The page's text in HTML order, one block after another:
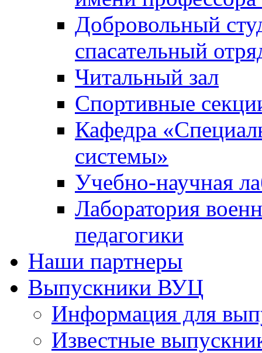
Добровольный
спасательный
Читальный зал
Спортивные
Кафедра
системы»
Учебно-научная
Лаборатория
педагогики
Наши партнеры
Выпускники ВУЦ
Информация для
Известные